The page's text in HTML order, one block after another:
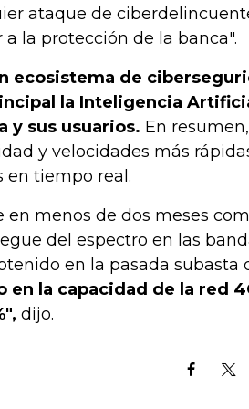
ataque de
la protección de la banca".
ecosistema de
la Inteligencia
y sus usuarios. En
y velocidades más
en tiempo real.
en menos de dos meses
del espectro en las
en la pasada subasta
la capacidad de la red
dijo.